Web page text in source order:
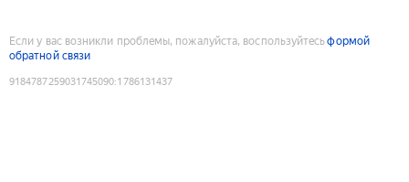
Если у вас возникли проблемы, пожалуйста, воспользуйтесьформой
обратной связи
9184787259031745090:1786131437